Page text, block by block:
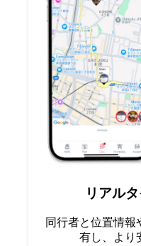
リアル
同行者と位置情
有し、より